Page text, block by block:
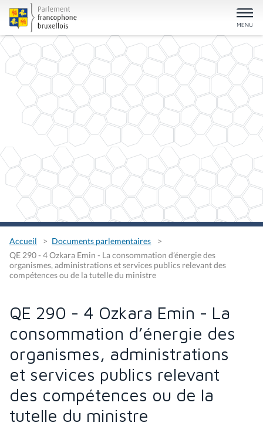
Accueil
Documents parlementaires
QE 290 - 4 Ozkara Emin - La consommation d’énergie des
organismes, administrations et services publics relevant des
compétences ou de la tutelle du ministre
QE 290 - 4 Ozkara Emin - La
consommation d’énergie des
organismes, administrations
et services publics relevant
des compétences ou de la
tutelle du ministre